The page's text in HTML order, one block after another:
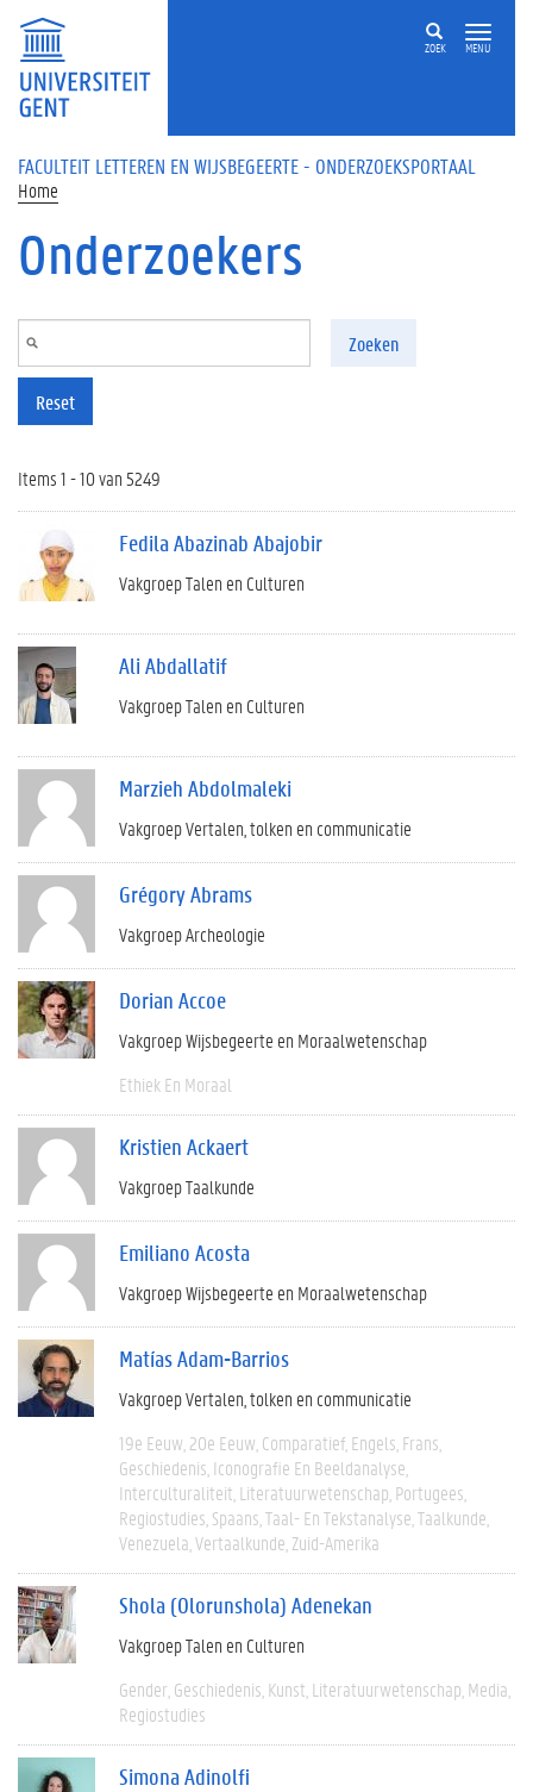
Overslaan en naar de inhoud gaan
ZOEK MENU
FACULTEIT LETTEREN EN WIJSBEGEERTE - ONDERZOEKSPORTAAL
Home
Onderzoekers
Zoeken
Reset
Items 1 - 10 van 5249
Fedila Abazinab Abajobir
Vakgroep Talen en Culturen
Ali Abdallatif
Vakgroep Talen en Culturen
Marzieh Abdolmaleki
Vakgroep Vertalen, tolken en communicatie
Grégory Abrams
Vakgroep Archeologie
Dorian Accoe
Vakgroep Wijsbegeerte en Moraalwetenschap
Ethiek En Moraal
Kristien Ackaert
Vakgroep Taalkunde
Emiliano Acosta
Vakgroep Wijsbegeerte en Moraalwetenschap
Matías Adam-Barrios
Vakgroep Vertalen, tolken en communicatie
19e Eeuw 20e Eeuw Comparatief Engels Frans
Geschiedenis Iconografie En Beeldanalyse
Interculturaliteit Literatuurwetenschap Portugees
Regiostudies Spaans Taal- En Tekstanalyse Taalkunde
Venezuela Vertaalkunde Zuid-Amerika
Shola (Olorunshola) Adenekan
Vakgroep Talen en Culturen
Gender Geschiedenis Kunst Literatuurwetenschap Media
Regiostudies
Simona Adinolfi